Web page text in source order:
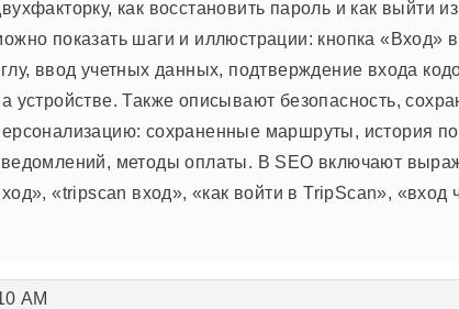
как восстановить пароль и как выйти
показать шаги и иллюстрации: кнопка «Вход»
ввод учетных данных, подтверждение входа
устройстве. Также описывают безопасность,
сохраненные маршруты, история
методы оплаты. В SEO включают
«tripscan вход», «как войти в TripScan», «вход
AM